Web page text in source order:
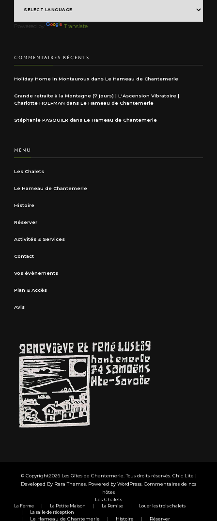
Powered by Translate
COMMENTAIRES RÉCENTS
Holiday Home in Montauroux dans Le Hameau de Chantemerle
Grande retraite à la Montagne (7 jours) | L'Ascension Vibratoire |
Charlotte HOEFMAN dans Le Hameau de Chantemerle
Stéphanie PASQUIER dans Le Hameau de Chantemerle
MENU
Les Chalets
Le Hameau de Chantemerle
Histoire
Réserver
Activités & Services
Contact
Vos évènements
Plan & Accès
Avis
© Copyright2026 Les Gîtes de Chantemerle . Tous droits réservés. Chic Lite |
Developed By Rara Themes . Powered by WordPress Commentaires de nos
hôtes
Les Chalets
La Ferme La Petite Maison La Remise
Louer les trois chalets
La salle de réception
Le Hameau de Chantemerle Histoire Réserver